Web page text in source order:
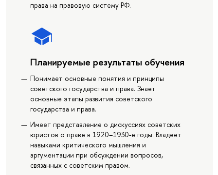
права на правовую систему РФ.
Планируемые результаты обучения
Понимает основные понятия и принципы
советского государства и права. Знает
основные этапы развития советского
государства и права.
Имеет представление о дискуссиях советских
юристов о праве в 1920–1930-е годы. Владеет
навыками критического мышления и
аргументации при обсуждении вопросов,
связанных с советским правом.